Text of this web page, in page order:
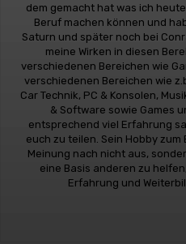
dem gemacht hat was ich
Beruf machen können und
Saturn und später noch bei
meine Wirken in diesen
verschiedenen Bereichen wie
verschiedenen Bereichen wie
Car Technik, PC & Konsolen,
& Software sowie Games
entsprechend viel Erfahrung
euch zu teilen. Sein Hobby
Meinung nach nicht aus,
eine Basis anderen zu
Erfahrung und